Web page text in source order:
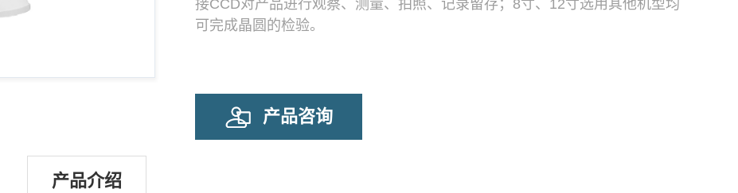
接CCD对产品进行观察、测量、拍照、记录留存；8寸、12寸选用其他机型均
可完成晶圆的检验。
产品咨询
产品介绍